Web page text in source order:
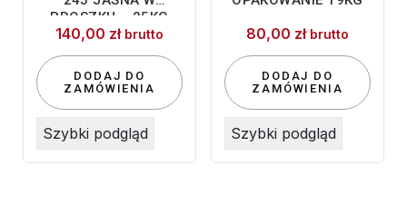
PROSZKU – 25KG
140,00 zł brutto
DODAJ DO
ZAMÓWIENIA
Szybki podgląd
80,00 zł brutto
DODAJ DO
ZAMÓWIENIA
Szybki podgląd